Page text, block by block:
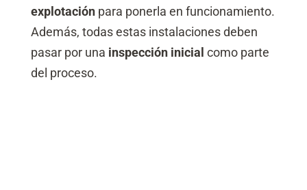
explotaciónpara ponerla en funcionamiento.
Además, todas estas instalaciones deben
pasar por una inspección inicial como parte
del proceso.